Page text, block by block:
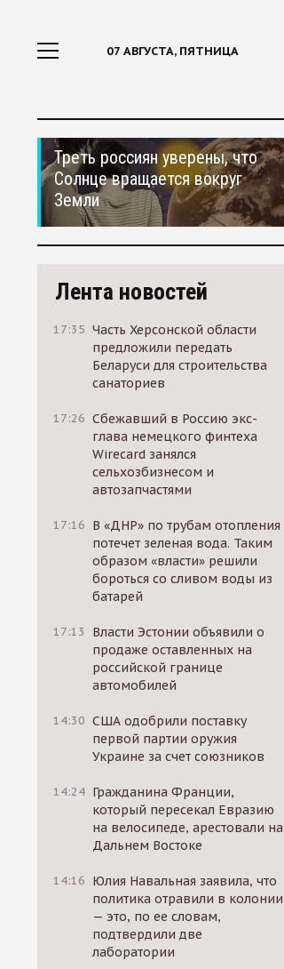
07 АВГУСТА, ПЯТНИЦА
Треть россиян уверены, что
Солнце вращается вокруг
Земли
Лента новостей
17:35 Часть Херсонской области
предложили передать
Беларуси для строительства
санаториев
17:26 Сбежавший в Россию экс-
глава немецкого финтеха
Wirecard занялся
сельхозбизнесом и
автозапчастями
17:16 В «ДНР» по трубам отопления
потечет зеленая вода. Таким
образом «власти» решили
бороться со сливом воды из
батарей
17:13
Власти Эстонии объявили о
продаже оставленных на
российской границе
автомобилей
14:30 США одобрили поставку
первой партии оружия
Украине за счет союзников
14:24 Гражданина Франции,
который пересекал Евразию
на велосипеде, арестовали на
Дальнем Востоке
14:16 Юлия Навальная заявила, что
политика отравили в колонии
— это, по ее словам,
подтвердили две
лаборатории